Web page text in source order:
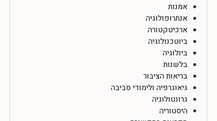
אמנות
אנתרופולוגיה
ארכיטקטורה
ביוטכנולוגיה
ביולוגיה
בלשנות
בריאות הציבור
גיאוגרפיה ולימודי סביבה
גרונטולוגיה
היסטוריה